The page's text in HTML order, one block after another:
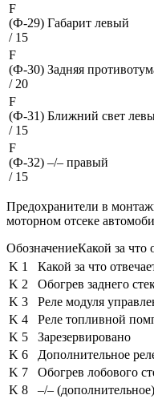
F
(Ф-29)
/ 15
Габарит левый
F
(Ф-30)
/ 20
Задняя
F
(Ф-31)
/ 15
Ближний свет
F
(Ф-32)
/ 15
–/– правый
Предохранители в
моторном отсеке
ОбозначениеКакой за что
K 1
Какой за что
K 2
Обогрев заднего
K 3
Реле модуля
K 4
Реле топливной
K 5
Зарезервировано
K 6
Дополнительное
K 7
Обогрев лобового
K 8
–/– (дополнительное)